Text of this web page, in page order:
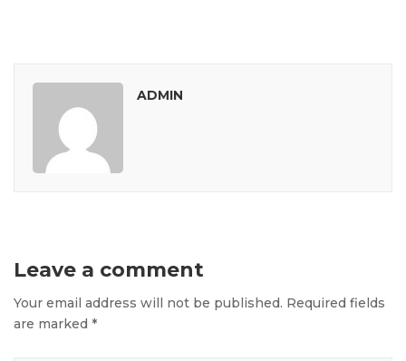
ADMIN
Leave a comment
Your email address will not be published. Required fields
are marked *